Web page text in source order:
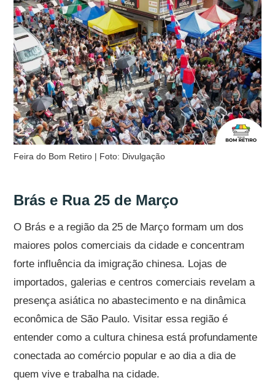
Feira do Bom Retiro | Foto: Divulgação
Brás e Rua 25 de Março
O Brás e a região da 25 de Março formam um dos
maiores polos comerciais da cidade e concentram
forte influência da imigração chinesa. Lojas de
importados, galerias e centros comerciais revelam a
presença asiática no abastecimento e na dinâmica
econômica de São Paulo. Visitar essa região é
entender como a cultura chinesa está profundamente
conectada ao comércio popular e ao dia a dia de
quem vive e trabalha na cidade.